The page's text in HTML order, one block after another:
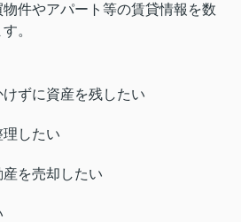
件やアパート等の賃貸情報を数
。
けずに資産を残したい
理したい
産を売却したい